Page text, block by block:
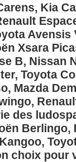
Kia
Xsara
B, Nissan
Toyota
Mazda
des
Berlingo,
choix pour